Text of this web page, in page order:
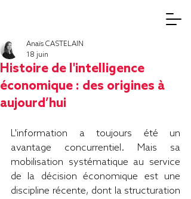
Histoire de l'intelligence
économique : des origines à
aujourd’hui
Anaïs CASTELAIN
18 juin
L'information a toujours été un
avantage concurrentiel. Mais sa
mobilisation systématique au service
de la décision économique est une
discipline récente, dont la structuration